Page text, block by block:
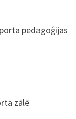
pedagoģijas
zālē